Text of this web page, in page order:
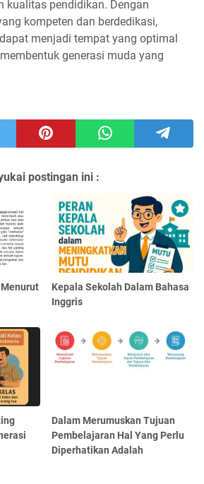
kualitas pendidikan. Dengan
kompeten dan berdedikasi,
menjadi tempat yang optimal
generasi muda yang
postingan ini :
Kepala Sekolah Dalam Bahasa
Inggris
Dalam Merumuskan Tujuan
Pembelajaran Hal Yang Perlu
Diperhatikan Adalah